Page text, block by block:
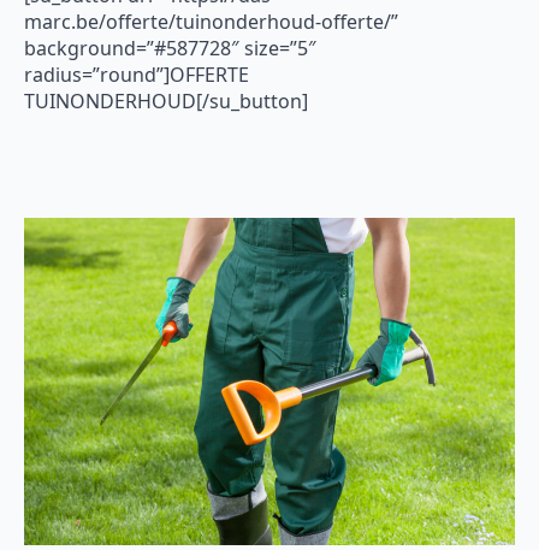
marc.be/offerte/tuinonderhoud-offerte/”
background=”#587728″ size=”5″
radius=”round”]OFFERTE
TUINONDERHOUD[/su_button]